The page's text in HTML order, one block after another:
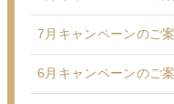
7月キャンペーンのご
6月キャンペーンのご